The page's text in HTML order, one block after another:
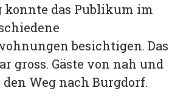
konnte das Publikum im
besichtigen. Das
gross. Gäste von nah und
Weg nach Burgdorf.